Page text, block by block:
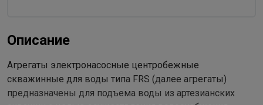
Описание
Агрегаты электронасосные центробежные
скважинные для воды типа FRS (далее агрегаты)
предназначены для подъема воды из артезианских